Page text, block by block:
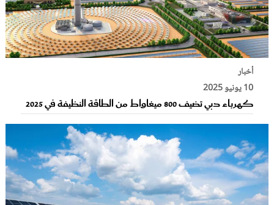
أخبار
10 يونيو 2025
كهرباء دبي تضيف 800 ميغاواط من الطاقة النظيفة في 2025